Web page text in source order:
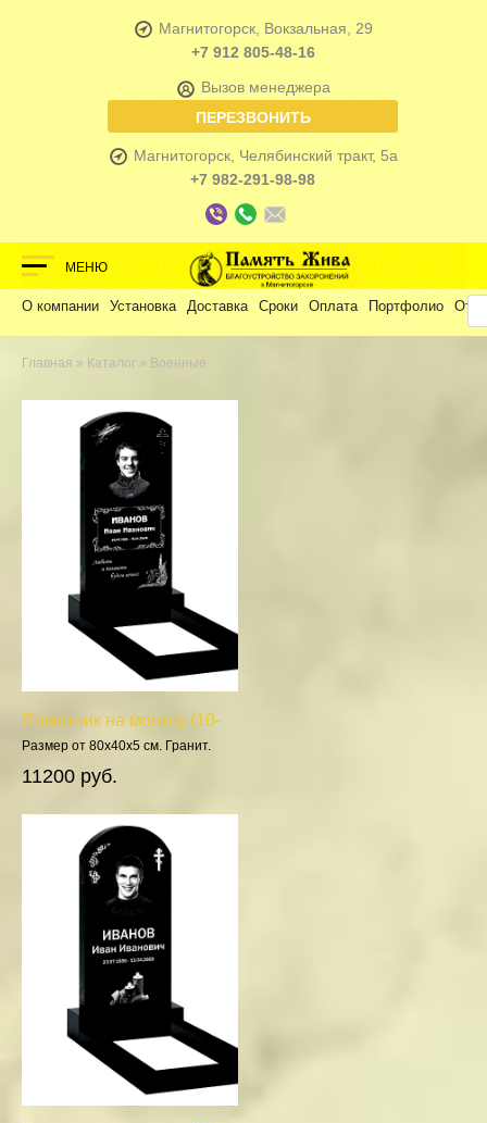
Магнитогорск, Вокзальная, 29
+7 912 805-48-16
Вызов менеджера
ПЕРЕЗВОНИТЬ
Магнитогорск, Челябинский тракт, 5а
+7 982-291-98-98
МЕНЮ
О компании Установка Доставка Сроки Оплата Портфолио
Главная » Каталог » Военные
Памятник на могилу (10-
172)
Размер от 80х40х5 см. Гранит.
11200 руб.